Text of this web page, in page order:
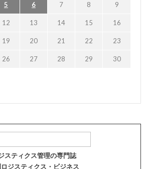
5 6 7 8 9
12 13 14 15 16
19 20 21 22 23
26 27 28 29 30
スティクス管理の専門誌
ロジスティクス・ビジネス